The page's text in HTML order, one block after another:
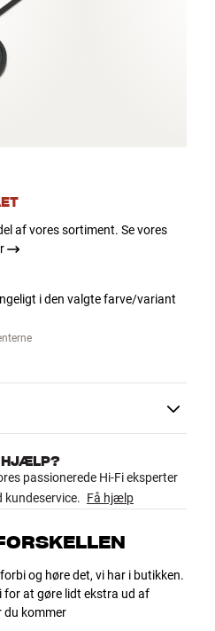
af vores sortiment. Se vores
i den valgte farve/variant
HJÆLP?
passionerede Hi-Fi eksperter
kundeservice. Få hjælp
og høre det, vi har i butikken.
for at gøre lidt ekstra ud af
du kommer